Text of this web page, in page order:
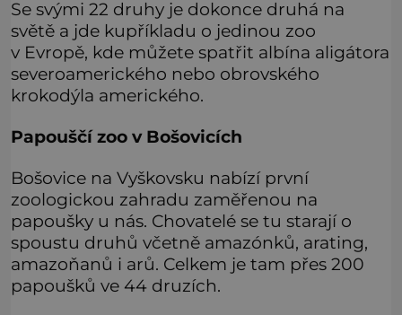
Se svými 22 druhy je dokonce druhá na
světě a jde kupříkladu o jedinou zoo
v Evropě, kde můžete spatřit albína aligátora
severoamerického nebo obrovského
krokodýla amerického.
Papouščí zoo v Bošovicích
Bošovice na Vyškovsku nabízí první
zoologickou zahradu zaměřenou na
papoušky u nás. Chovatelé se tu starají o
spoustu druhů včetně amazónků, arating,
amazoňanů i arů. Celkem je tam přes 200
papoušků ve 44 druzích.